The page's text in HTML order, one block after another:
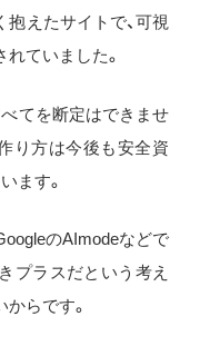
えたサイトで、可視
ていました。
てを断定はできませ
り方は今後も安全資
ます。
のAImodeなどで
プラスだという考え
らです。